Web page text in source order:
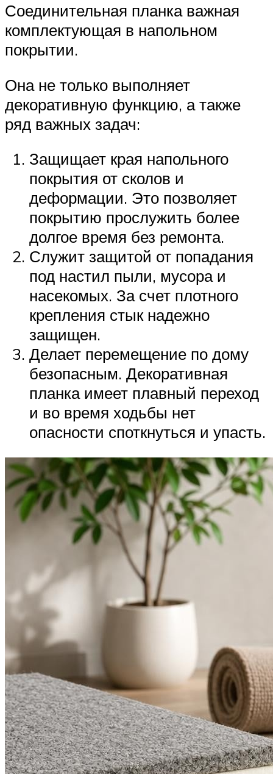
Соединительная планка важная
комплектующая в напольном
покрытии.
Она не только выполняет
декоративную функцию, а также
ряд важных задач:
Защищает края напольного
покрытия от сколов и
деформации. Это позволяет
покрытию прослужить более
долгое время без ремонта.
Служит защитой от попадания
под настил пыли, мусора и
насекомых. За счет плотного
крепления стык надежно
защищен.
Делает перемещение по дому
безопасным. Декоративная
планка имеет плавный переход
и во время ходьбы нет
опасности споткнуться и упасть.